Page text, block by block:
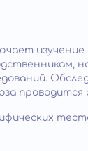
изучение